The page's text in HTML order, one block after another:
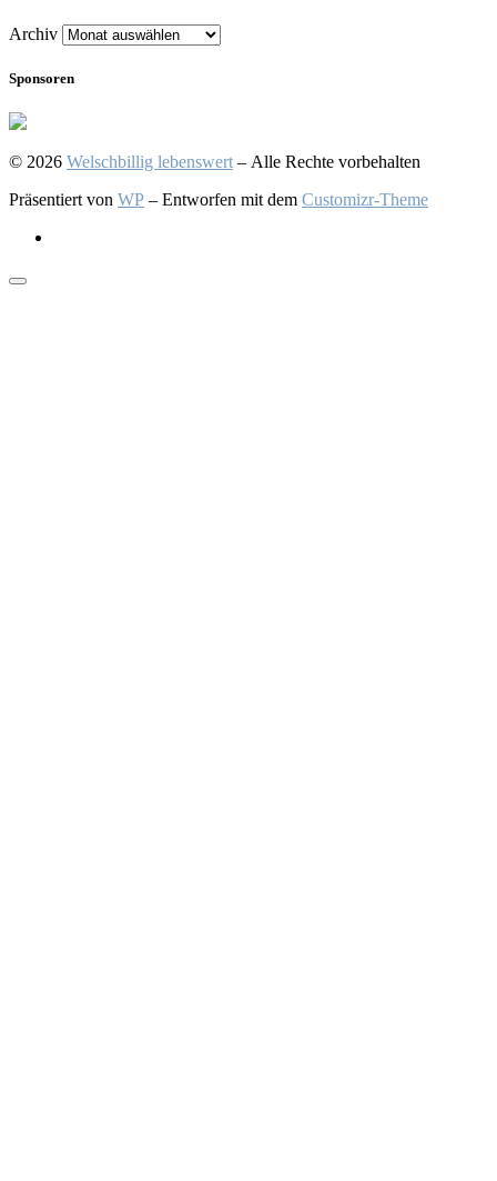
Archiv
Sponsoren
© 2026 Welschbillig lebenswert – Alle Rechte vorbehalten
Präsentiert von WP – Entworfen mit dem Customizr-Theme